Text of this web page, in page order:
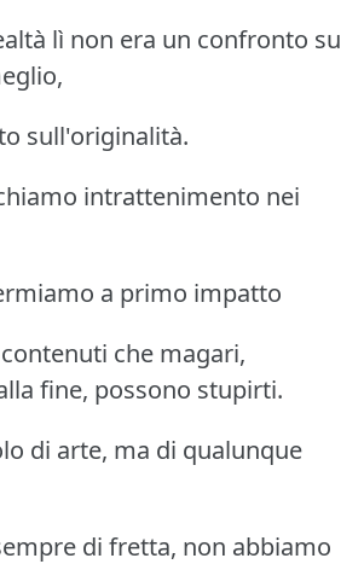
lì non era un confronto su
sull'originalità.
intrattenimento nei
a primo impatto
che magari,
fine, possono stupirti.
di arte, ma di qualunque
di fretta, non abbiamo